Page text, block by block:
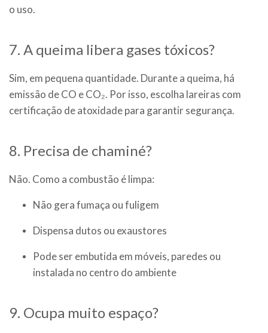
o uso.
7. A queima libera gases tóxicos?
Sim, em pequena quantidade. Durante a queima, há
emissão de CO e CO₂. Por isso, escolha lareiras com
certificação de atoxidade para garantir segurança.
8. Precisa de chaminé?
Não. Como a combustão é limpa:
Não gera fumaça ou fuligem
Dispensa dutos ou exaustores
Pode ser embutida em móveis, paredes ou
instalada no centro do ambiente
9. Ocupa muito espaço?